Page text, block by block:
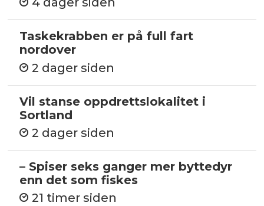
Taskekrabben er på full fart
nordover
2 dager siden
Vil stanse oppdrettslokalitet i
Sortland
2 dager siden
– Spiser seks ganger mer byttedyr
enn det som fiskes
21 timer siden